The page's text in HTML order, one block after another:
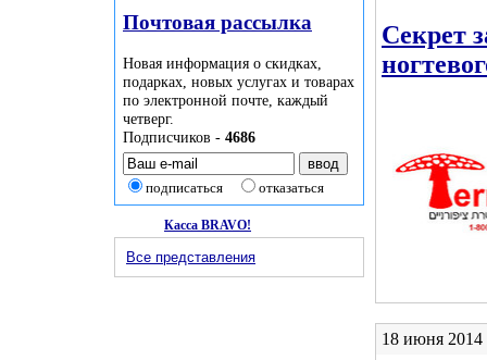
Почтовая рассылка
Новая информация о скидках,
подарках, новых услугах и товарах
по электронной почте, каждый
четверг.
Подписчиков - 4686
подписаться отказаться
Касса BRAVO!
Все представления
Секрет
18 июня 2014